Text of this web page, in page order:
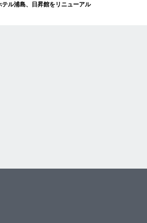
ル浦島、日昇館をリニューアル